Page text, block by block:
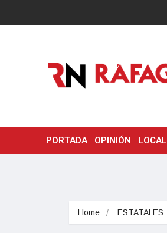
PORTADA OPINIÓN LOCAL
Home ESTATALES